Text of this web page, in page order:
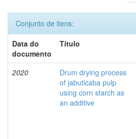
Conjunto de itens:
Data do
documento
Título
2020
Drum drying process
of jabuticaba pulp
using corn starch as
an additive